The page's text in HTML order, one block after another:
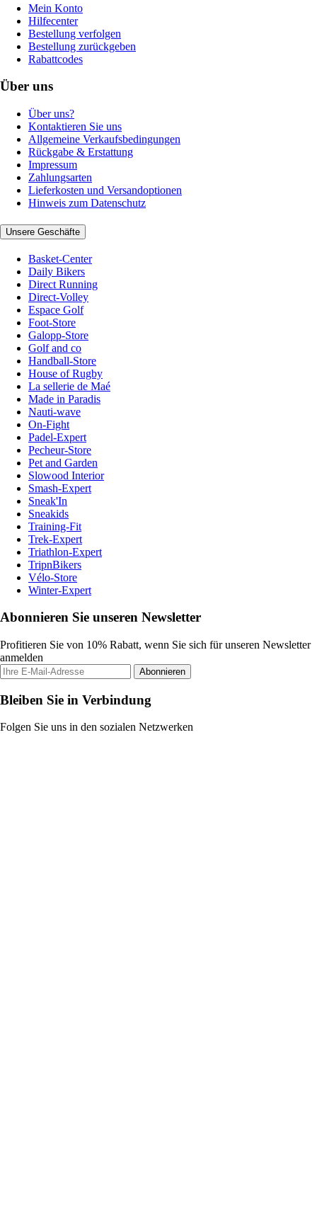
Mein Konto
Hilfecenter
Bestellung verfolgen
Bestellung zurückgeben
Rabattcodes
Über uns
Über uns?
Kontaktieren Sie uns
Allgemeine Verkaufsbedingungen
Rückgabe & Erstattung
Impressum
Zahlungsarten
Lieferkosten und Versandoptionen
Hinweis zum Datenschutz
Unsere Geschäfte
Basket-Center
Daily Bikers
Direct Running
Direct-Volley
Espace Golf
Foot-Store
Galopp-Store
Golf and co
Handball-Store
House of Rugby
La sellerie de Maé
Made in Paradis
Nauti-wave
On-Fight
Padel-Expert
Pecheur-Store
Pet and Garden
Slowood Interior
Smash-Expert
Sneak'In
Sneakids
Training-Fit
Trek-Expert
Triathlon-Expert
TripnBikers
Vélo-Store
Winter-Expert
Abonnieren Sie unseren Newsletter
Profitieren Sie von 10% Rabatt, wenn Sie sich für unseren Newsletter
anmelden
Abonnieren
Bleiben Sie in Verbindung
Folgen Sie uns in den sozialen Netzwerken